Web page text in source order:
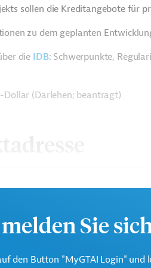
sollen die Kreditangebote für
zu dem geplanten
die IDB: Schwerpunkte,
Dollar (Darlehen; beantragt)
(IDB)
Die IDB ist die
Sie
den Button "MyGTAI Login" und